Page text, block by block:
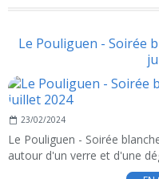
Le Pouliguen - Soirée
23/02/2024
Le Pouliguen - Soirée
autour d'un verre et d'une